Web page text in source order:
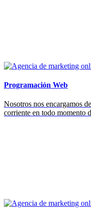
Programación Web
Nosotros nos encargamos
corriente en todo momento